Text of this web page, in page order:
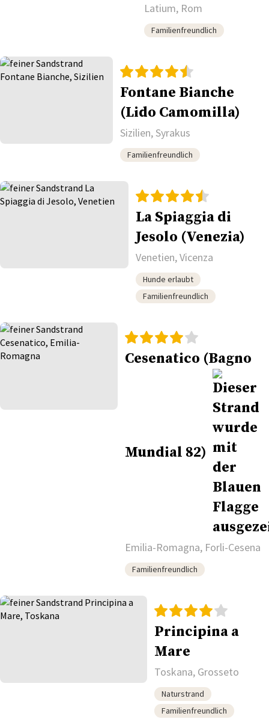
Latium, Rom
Familienfreundlich
Fontane Bianche
(Lido Camomilla)
Sizilien, Syrakus
Familienfreundlich
La Spiaggia di
Jesolo (Venezia)
Venetien, Vicenza
Hunde erlaubt
Familienfreundlich
Cesenatico (Bagno
Mundial 82)
Emilia-Romagna, Forli-Cesena
Familienfreundlich
Principina a
Mare
Toskana, Grosseto
Naturstrand
Familienfreundlich